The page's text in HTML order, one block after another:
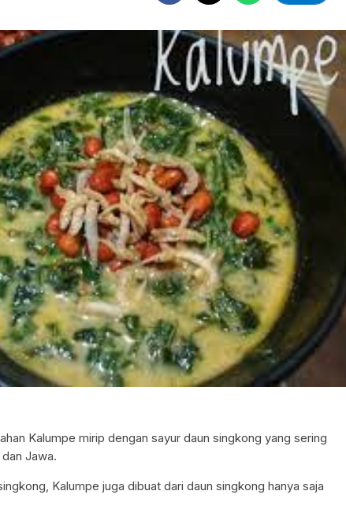
Kalumpe mirip dengan sayur daun singkong yang sering
Jawa.
Kalumpe juga dibuat dari daun singkong hanya saja